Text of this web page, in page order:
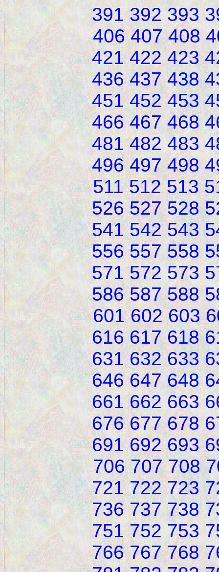
391 392 393
406 407 408
421 422 423
436 437 438
451 452 453
466 467 468
481 482 483
496 497 498
511 512 513
526 527 528
541 542 543
556 557 558
571 572 573
586 587 588
601 602 603
616 617 618
631 632 633
646 647 648
661 662 663
676 677 678
691 692 693
706 707 708
721 722 723
736 737 738
751 752 753
766 767 768